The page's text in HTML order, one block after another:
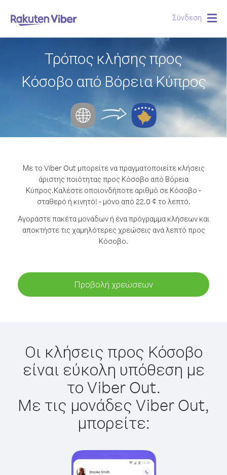
Σύνδεση
Τρόπος κλήσης προς
Κόσοβο από Βόρεια Κύπρος
Με το Viber Out μπορείτε να πραγματοποιείτε κλήσεις
άριστης ποιότητας προς Κόσοβο από Βόρεια
Κύπρος.Καλέστε οποιονδήποτε αριθμό σε Κόσοβο -
σταθερό ή κινητό! - μόνο από 22.0 ¢ το λεπτό.
Αγοράστε πακέτα μονάδων ή ένα πρόγραμμα κλήσεων και
αποκτήστε τις χαμηλότερες χρεώσεις ανά λεπτό προς
Κόσοβο.
Προβολή χρεώσεων
Οι κλήσεις προς Κόσοβο
είναι εύκολη υπόθεση με
το Viber Out.
Με τις μονάδες Viber Out,
μπορείτε: